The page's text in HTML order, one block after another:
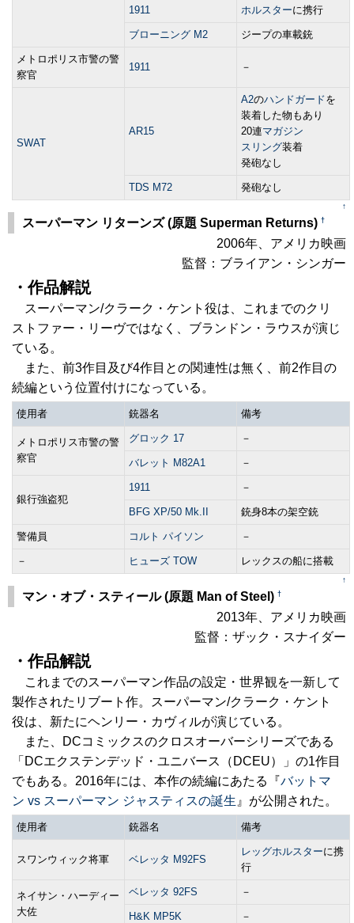
1911 ホルスターに携行
ブローニング M2 ジープの車載銃
メトロポリス市警の警
察官
1911 －
SWAT
AR15
A2のハンドガードを
装着した物もあり
20連マガジン
スリング装着
発砲なし
TDS M72 発砲なし
↑
スーパーマン リターンズ (原題 Superman Returns) †
2006年、アメリカ映画
監督：ブライアン・シンガー
・作品解説
スーパーマン/クラーク・ケント役は、これまでのクリ
ストファー・リーヴではなく、ブランドン・ラウスが演じ
ている。
また、前3作目及び4作目との関連性は無く、前2作目の
続編という位置付けになっている。
使用者 銃器名 備考
メトロポリス市警の警
察官
グロック 17 －
バレット M82A1 －
銀行強盗犯
1911 －
BFG XP/50 Mk.II 銃身8本の架空銃
警備員 コルト パイソン －
－ ヒューズ TOW レックスの船に搭載
↑
マン・オブ・スティール (原題 Man of Steel) †
2013年、アメリカ映画
監督：ザック・スナイダー
・作品解説
これまでのスーパーマン作品の設定・世界観を一新して
製作されたリブート作。スーパーマン/クラーク・ケント
役は、新たにヘンリー・カヴィルが演じている。
また、DCコミックスのクロスオーバーシリーズである
「DCエクステンデッド・ユニバース（DCEU）」の1作目
でもある。2016年には、本作の続編にあたる『バットマ
ン vs スーパーマン ジャスティスの誕生 』が公開された。
使用者 銃器名 備考
スワンウィック将軍 ベレッタ M92FS
レッグホルスターに携
行
ネイサン・ハーディー
大佐
ベレッタ 92FS －
H&K MP5K －